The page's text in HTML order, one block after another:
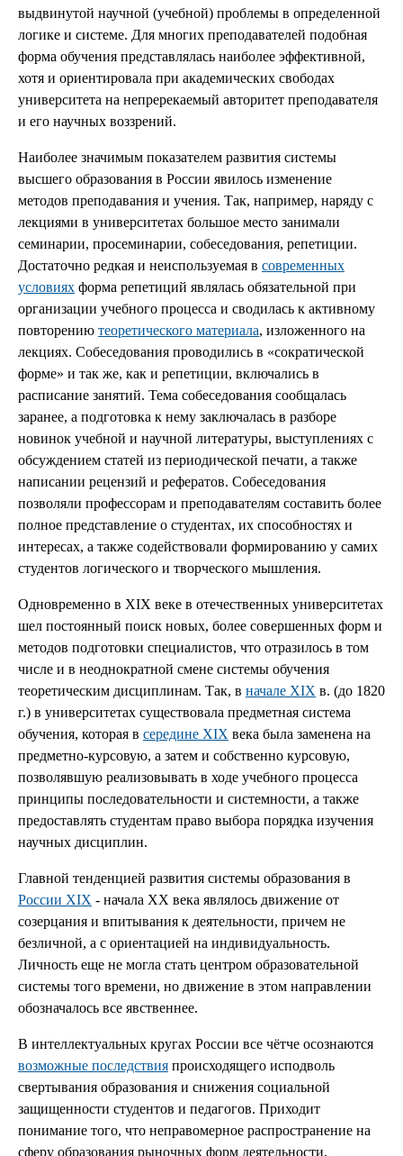
выдвинутой научной (учебной) проблемы в определенной
логике и системе. Для многих преподавателей подобная
форма обучения представлялась наиболее эффективной,
хотя и ориентировала при академических свободах
университета на непререкаемый авторитет преподавателя
и его научных воззрений.
Наиболее значимым показателем развития системы
высшего образования в России явилось изменение
методов преподавания и учения. Так, например, наряду с
лекциями в университетах большое место занимали
семинарии, просеминарии, собеседования, репетиции.
Достаточно редкая и неиспользуемая в современных
условиях форма репетиций являлась обязательной при
организации учебного процесса и сводилась к активному
повторению теоретического материала, изложенного на
лекциях. Собеседования проводились в «сократической
форме» и так же, как и репетиции, включались в
расписание занятий. Тема собеседования сообщалась
заранее, а подготовка к нему заключалась в разборе
новинок учебной и научной литературы, выступлениях с
обсуждением статей из периодической печати, а также
написании рецензий и рефератов. Собеседования
позволяли профессорам и преподавателям составить более
полное представление о студентах, их способностях и
интересах, а также содействовали формированию у самих
студентов логического и творческого мышления.
Одновременно в XIX веке в отечественных университетах
шел постоянный поиск новых, более совершенных форм и
методов подготовки специалистов, что отразилось в том
числе и в неоднократной смене системы обучения
теоретическим дисциплинам. Так, в начале XIX в. (до 1820
г.) в университетах существовала предметная система
обучения, которая в середине XIX века была заменена на
предметно-курсовую, а затем и собственно курсовую,
позволявшую реализовывать в ходе учебного процесса
принципы последовательности и системности, а также
предоставлять студентам право выбора порядка изучения
научных дисциплин.
Главной тенденцией развития системы образования в
России XIX - начала XX века являлось движение от
созерцания и впитывания к деятельности, причем не
безличной, а с ориентацией на индивидуальность.
Личность еще не могла стать центром образовательной
системы того времени, но движение в этом направлении
обозначалось все явственнее.
В интеллектуальных кругах России все чётче осознаются
возможные последствия происходящего исподволь
свертывания образования и снижения социальной
защищенности студентов и педагогов. Приходит
понимание того, что неправомерное распространение на
сферу образования рыночных форм деятельности,